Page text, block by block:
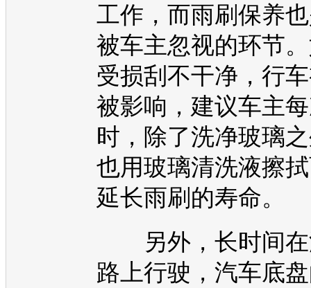
工作，而雨刷保养
被车主忽视的环节
受损刮不干净，行
被影响，建议车主
时，除了洗净玻璃
也用玻璃清洗液擦
延长雨刷的寿命。
另外，长时间在
路上行驶，汽车底盘